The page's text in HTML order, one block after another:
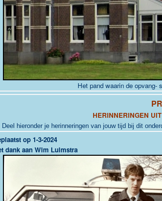
Het pand waarin de opvang-
HERINNERINGEN
Deel hieronder je herinneringen van jouw tijd bij dit
op 1-3-2024
dank aan Wim Luimstra